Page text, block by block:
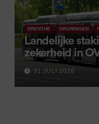
DRENTHE GRONINGEN
Landelijke
zekerheid in
voor 9
31 JULI 2026